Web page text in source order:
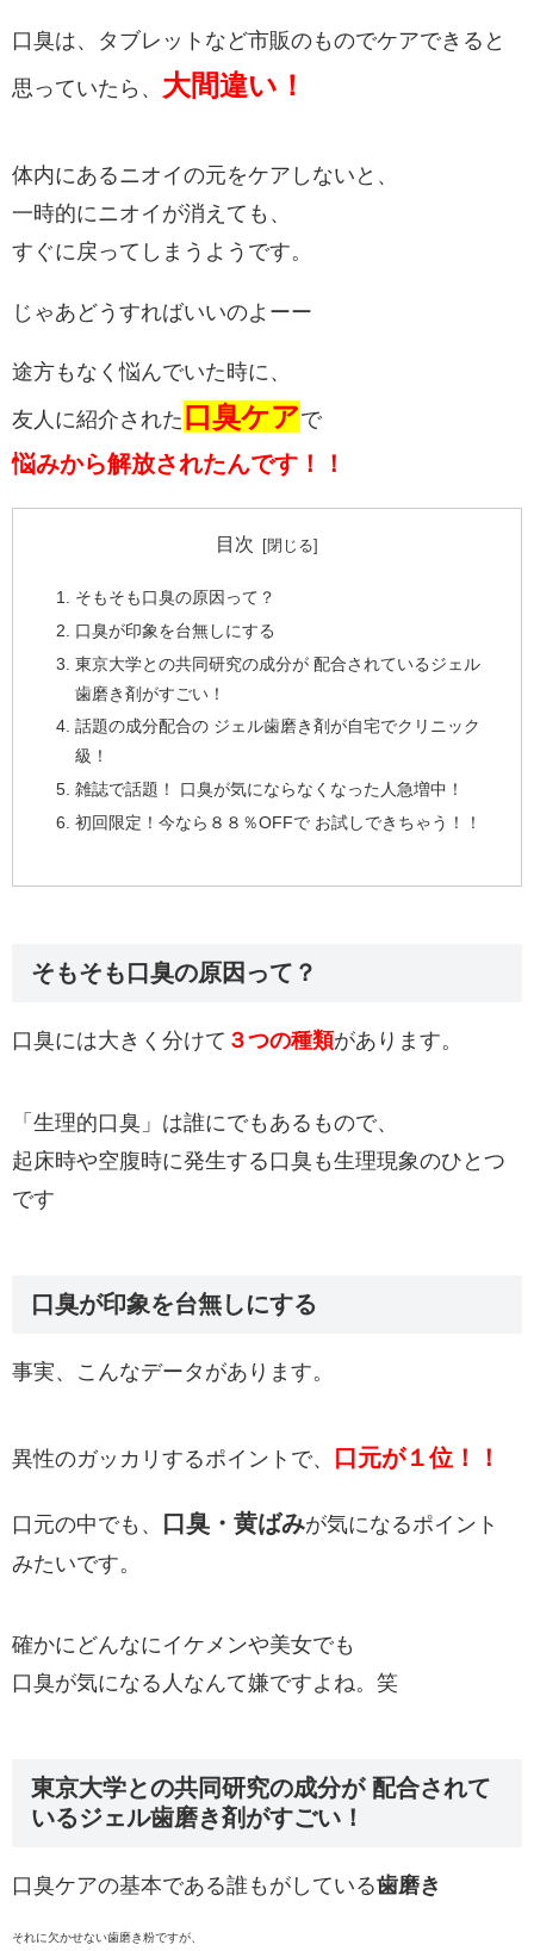
口臭は、タブレットなど市販のものでケアできると
思っていたら、 大間違い！
体内にあるニオイの元をケアしないと、
一時的にニオイが消えても、
すぐに戻ってしまうようです。
じゃあどうすればいいのよーー
途方もなく悩んでいた時に、
友人に紹介された 口臭ケアで
悩みから解放されたんです！！
目次
そもそも口臭の原因って？
口臭が印象を台無しにする
東京大学との共同研究の成分が 配合されているジェル
歯磨き剤がすごい！
話題の成分配合の ジェル歯磨き剤が自宅でクリニック
級！
雑誌で話題！ 口臭が気にならなくなった人急増中！
初回限定！今なら８８％OFFで お試しできちゃう！！
そもそも口臭の原因って？
口臭には大きく分けて ３つの種類があります。
「生理的口臭」は誰にでもあるもので、
起床時や空腹時に発生する口臭も生理現象のひとつ
です
口臭が印象を台無しにする
事実、こんなデータがあります。
異性のガッカリするポイントで、 口元が１位！！
口元の中でも、 口臭・黄ばみが気になるポイント
みたいです。
確かにどんなにイケメンや美女でも
口臭が気になる人なんて嫌ですよね。笑
東京大学との共同研究の成分が 配合されて
いるジェル歯磨き剤がすごい！
口臭ケアの基本である誰もがしている歯磨き
それに欠かせない歯磨き粉ですが、